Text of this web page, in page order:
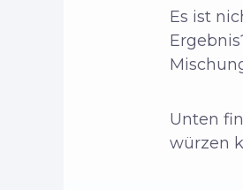
Es ist
Unten
würzen